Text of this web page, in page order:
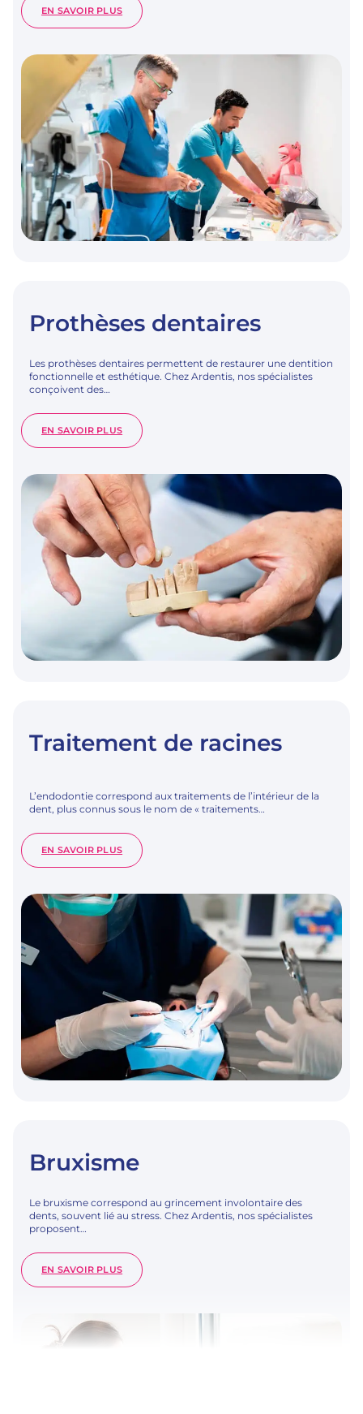
EN SAVOIR PLUS:
ANESTHÉSIE
Prothèses dentaires
Les prothèses dentaires permettent de restaurer une dentition
fonctionnelle et esthétique. Chez Ardentis, nos spécialistes
conçoivent des…
EN SAVOIR PLUS:
PROTHÈSES
Traitement de racines
L’endodontie correspond aux traitements de l’intérieur de la
dent, plus connus sous le nom de « traitements…
EN SAVOIR PLUS:
TRAITEMENT
Bruxisme
Le bruxisme correspond au grincement involontaire des
dents, souvent lié au stress. Chez Ardentis, nos spécialistes
proposent…
EN SAVOIR PLUS:
BRUXISME